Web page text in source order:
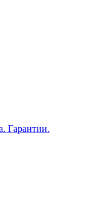
Гарантии.